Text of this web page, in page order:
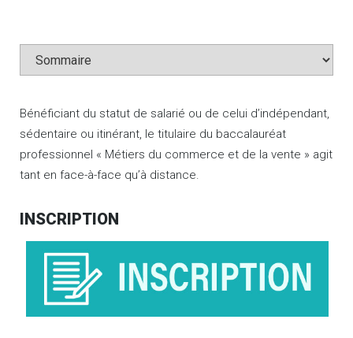
Bénéficiant du statut de salarié ou de celui d’indépendant,
sédentaire ou itinérant, le titulaire du baccalauréat
professionnel « Métiers du commerce et de la vente » agit
tant en face-à-face qu’à distance.
INSCRIPTION